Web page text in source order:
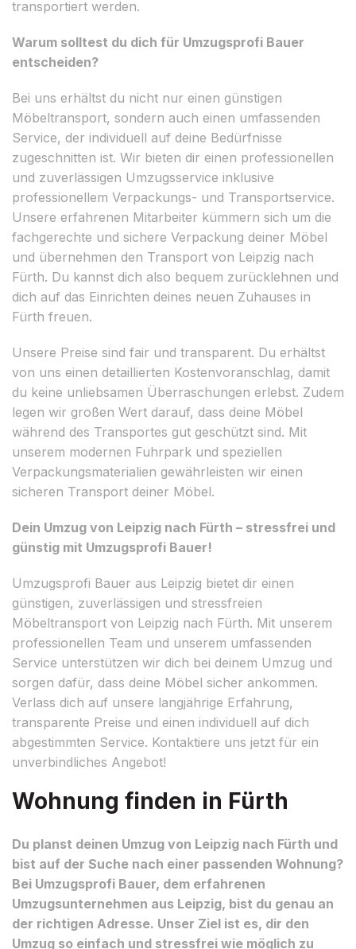
transportiert werden.
Warum solltest du dich für Umzugsprofi Bauer
entscheiden?
Bei uns erhältst du nicht nur einen günstigen
Möbeltransport, sondern auch einen umfassenden
Service, der individuell auf deine Bedürfnisse
zugeschnitten ist. Wir bieten dir einen professionellen
und zuverlässigen Umzugsservice inklusive
professionellem Verpackungs- und Transportservice.
Unsere erfahrenen Mitarbeiter kümmern sich um die
fachgerechte und sichere Verpackung deiner Möbel
und übernehmen den Transport von Leipzig nach
Fürth. Du kannst dich also bequem zurücklehnen und
dich auf das Einrichten deines neuen Zuhauses in
Fürth freuen.
Unsere Preise sind fair und transparent. Du erhältst
von uns einen detaillierten Kostenvoranschlag, damit
du keine unliebsamen Überraschungen erlebst. Zudem
legen wir großen Wert darauf, dass deine Möbel
während des Transportes gut geschützt sind. Mit
unserem modernen Fuhrpark und speziellen
Verpackungsmaterialien gewährleisten wir einen
sicheren Transport deiner Möbel.
Dein Umzug von Leipzig nach Fürth – stressfrei und
günstig mit Umzugsprofi Bauer!
Umzugsprofi Bauer aus Leipzig bietet dir einen
günstigen, zuverlässigen und stressfreien
Möbeltransport von Leipzig nach Fürth. Mit unserem
professionellen Team und unserem umfassenden
Service unterstützen wir dich bei deinem Umzug und
sorgen dafür, dass deine Möbel sicher ankommen.
Verlass dich auf unsere langjährige Erfahrung,
transparente Preise und einen individuell auf dich
abgestimmten Service. Kontaktiere uns jetzt für ein
unverbindliches Angebot!
Wohnung finden in Fürth
Du planst deinen Umzug von Leipzig nach Fürth und
bist auf der Suche nach einer passenden Wohnung?
Bei Umzugsprofi Bauer, dem erfahrenen
Umzugsunternehmen aus Leipzig, bist du genau an
der richtigen Adresse. Unser Ziel ist es, dir den
Umzug so einfach und stressfrei wie möglich zu